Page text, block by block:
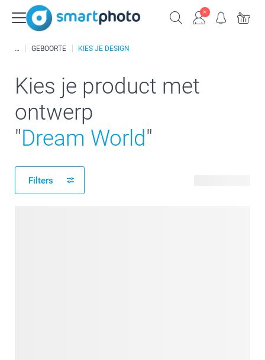
GEBOORTE KIES JE DESIGN
Kies je product met
ontwerp
"Dream World"
Filters